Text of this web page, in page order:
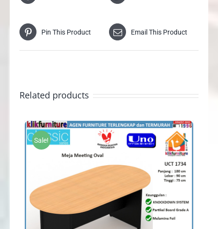
Pin This Product Email This Product
Related products
Sale!